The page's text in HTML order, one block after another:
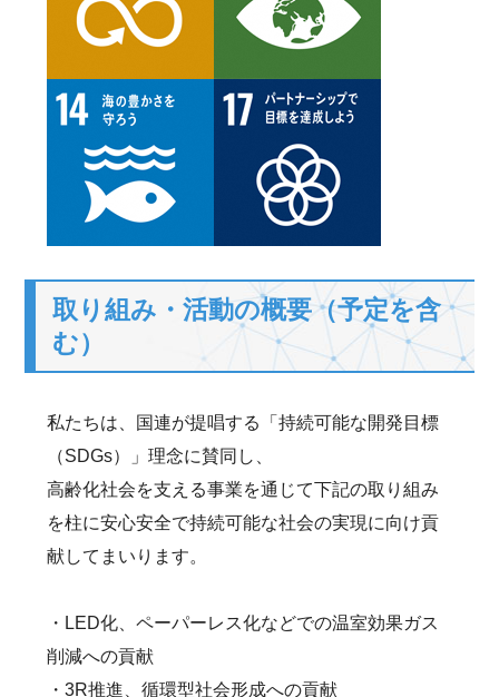
取り組み・活動の概要（予定を含
む）
私たちは、国連が提唱する「持続可能な開発目標
（SDGs）」理念に賛同し、
高齢化社会を支える事業を通じて下記の取り組み
を柱に安心安全で持続可能な社会の実現に向け貢
献してまいります。
・LED化、ペーパーレス化などでの温室効果ガス
削減への貢献
・3R推進、循環型社会形成への貢献